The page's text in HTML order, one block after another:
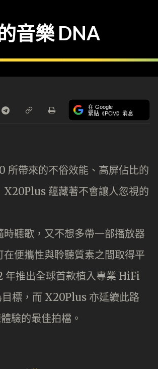
音樂 DNA
在 Google
緊貼《PCM》消息
帶來的不俗效能、高屏佔比的
X20Plus 蘊藏著不會讓人忽視的
聽歌，又不想多帶一部播放器
便攜性與聆聽質素之間取得平
年推出全球首款植入專業 HiFi
標，而 X20Plus 亦延續此路
驗的最佳拍檔。